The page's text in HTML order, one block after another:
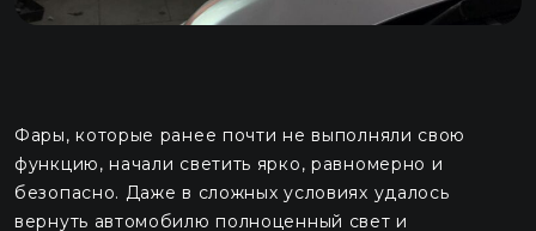
Фары, которые ранее почти не выполняли свою
функцию, начали светить ярко, равномерно и
безопасно. Даже в сложных условиях удалось
вернуть автомобилю полноценный свет и